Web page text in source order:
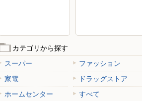
カテゴリから探す
スーパー
ファッション
家電
ドラッグストア
ホームセンター
すべて